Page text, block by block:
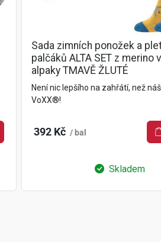
Sada zimních ponožek a
palčáků ALTA SET z merino
alpaky TMAVĚ ŽLUTÉ
Není nic lepšího na zahřátí, než
VoXX®!
392 Kč / bal
Skladem